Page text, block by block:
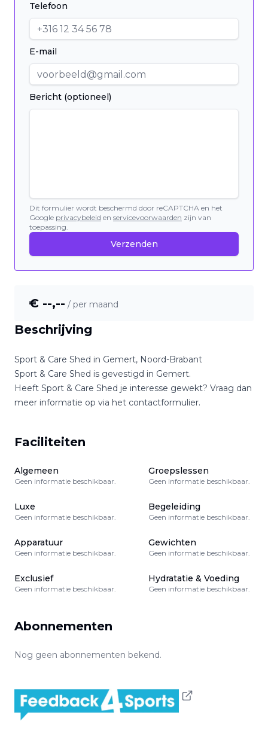
Beschrijving
Sport & Care Shed in Gemert, Noord-Brabant
Sport & Care Shed is gevestigd in Gemert.
Heeft Sport & Care Shed je interesse gewekt? Vraag dan
meer informatie op via het contactformulier.
Faciliteiten
Algemeen
Geen informatie beschikbaar.
Groepslessen
Geen informatie beschikbaar.
Luxe
Geen informatie beschikbaar.
Begeleiding
Geen informatie beschikbaar.
Apparatuur
Geen informatie beschikbaar.
Gewichten
Geen informatie beschikbaar.
Exclusief
Geen informatie beschikbaar.
Hydratatie & Voeding
Geen informatie beschikbaar.
Abonnementen
Nog geen abonnementen bekend.
Telefoon
E-mail
Bericht (optioneel)
Dit formulier wordt beschermd door reCAPTCHA en het
Google privacybeleid en servicevoorwaarden zijn van
toepassing.
Verzenden
€ --,-- / per maand